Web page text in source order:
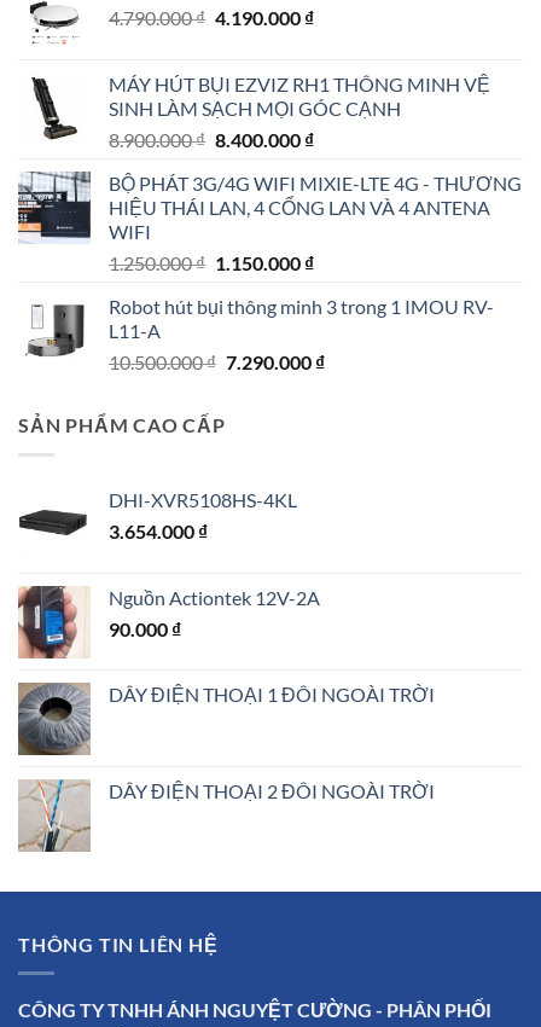
4.790.000₫ Giá
4.790.000 ₫.
4.190.000 ₫Giá
là:
4.190.000 ₫.
MÁY HÚT BỤI EZVIZ RH1 THÔNG MINH VỆ
SINH LÀM SẠCH MỌI GÓC CẠNH
8.900.000₫ Giá
là:
8.900.000 ₫.
8.400.000 ₫Giá
tại
là:
BỘ PHÁT 3G/4G WIFI MIXIE-LTE 4G - THƯƠNG
HIỆU THÁI LAN, 4 CỔNG LAN VÀ 4 ANTENA
WIFI
1.250.000₫ Giá
là:
1.150.000 ₫Giá
tại
1.150.000 ₫.
Robot hút bụi thông minh 3 trong 1 IMOU RV-
L11-A
10.500.000₫ Giá
7.290.000 ₫Giá
SẢN PHẨM CAO CẤP
DHI-XVR5108HS-4KL
3.654.000 ₫
Nguồn Actiontek 12V-2A
90.000 ₫
DÂY ĐIỆN THOẠI 1 ĐÔI NGOÀI TRỜI
DÂY ĐIỆN THOẠI 2 ĐÔI NGOÀI TRỜI
THÔNG TIN LIÊN HỆ
CÔNG TY TNHH ÁNH NGUYỆT CƯỜNG - PHÂN PHỐI